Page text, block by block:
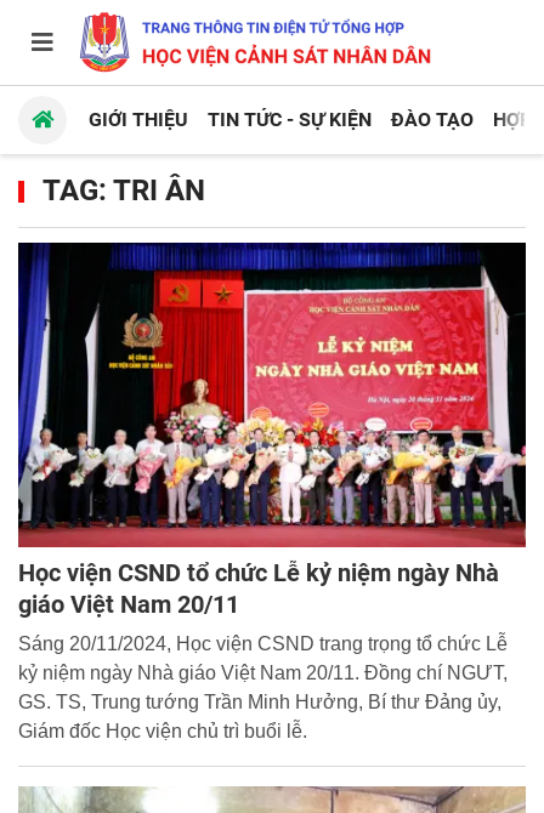
GIỚI THIỆU TIN TỨC - SỰ KIỆN ĐÀO TẠO HỢP
TAG: TRI ÂN
Học viện CSND tổ chức Lễ kỷ niệm ngày Nhà
giáo Việt Nam 20/11
Sáng 20/11/2024, Học viện CSND trang trọng tổ chức Lễ
kỷ niệm ngày Nhà giáo Việt Nam 20/11. Đồng chí NGƯT,
GS. TS, Trung tướng Trần Minh Hưởng, Bí thư Đảng ủy,
Giám đốc Học viện chủ trì buổi lễ.